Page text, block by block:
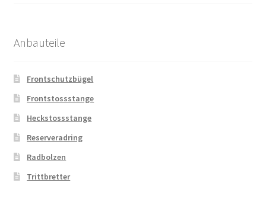
Anbauteile
Frontschutzbügel
Frontstossstange
Heckstossstange
Reserveradring
Radbolzen
Trittbretter